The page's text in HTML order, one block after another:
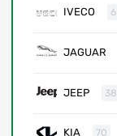
IVECO 6
JAGUAR
JEEP 38
KIA 70